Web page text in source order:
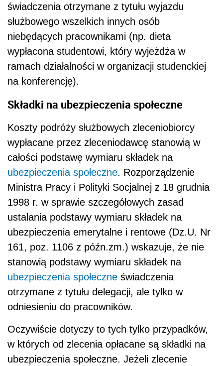
świadczenia otrzymane z tytułu wyjazdu
służbowego wszelkich innych osób
niebędących pracownikami (np. dieta
wypłacona studentowi, który wyjeżdża w
ramach działalności w organizacji studenckiej
na konferencję).
Składki na ubezpieczenia społeczne
Koszty podróży służbowych zleceniobiorcy
wypłacane przez zleceniodawcę stanowią w
całości podstawę wymiaru składek na
ubezpieczenia społeczne. Rozporządzenie
Ministra Pracy i Polityki Socjalnej z 18 grudnia
1998 r. w sprawie szczegółowych zasad
ustalania podstawy wymiaru składek na
ubezpieczenia emerytalne i rentowe (Dz.U. Nr
161, poz. 1106 z późn.zm.) wskazuje, że nie
stanowią podstawy wymiaru składek na
ubezpieczenia społeczne świadczenia
otrzymane z tytułu delegacji, ale tylko w
odniesieniu do pracowników.
Oczywiście dotyczy to tych tylko przypadków,
w których od zlecenia opłacane są składki na
ubezpieczenia społeczne. Jeżeli zlecenie